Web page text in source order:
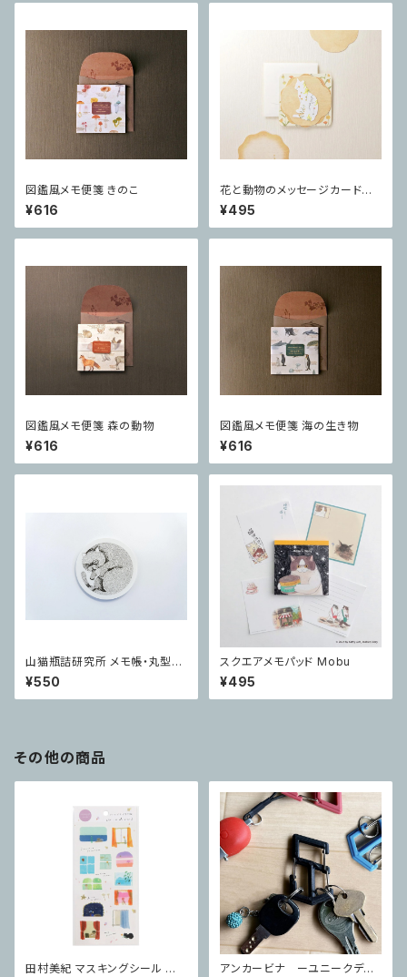
図鑑風メモ便箋 きのこ
¥616
花と動物のメッセージカード
〔猫〕
¥495
図鑑風メモ便箋 森の動物
¥616
図鑑風メモ便箋 海の生き物
¥616
山猫瓶詰研究所 メモ帳・丸型メ
モ ロゴねこ
¥550
スクエアメモパッド Mobu
¥495
その他の商品
田村美紀 マスキングシール Wi
アンカービナ ーユニークデザ